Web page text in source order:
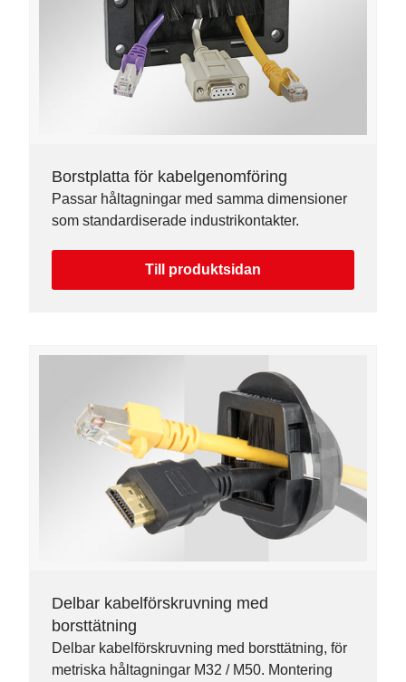
Borstplatta för kabelgenomföring
Passar håltagningar med samma dimensioner
som standardiserade industrikontakter.
Till produktsidan
Delbar kabelförskruvning med
borsttätning
Delbar kabelförskruvning med borsttätning, för
metriska håltagningar M32 / M50. Montering